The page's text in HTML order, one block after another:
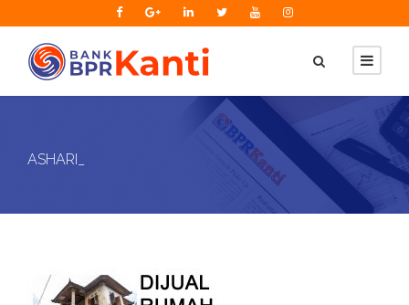
ASHARI_